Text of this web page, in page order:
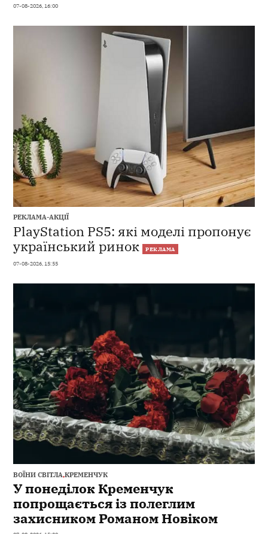
07-08-2026, 16:00
РЕКЛАМА-АКЦІЇ
PlayStation PS5: які моделі пропонує
український ринок РЕКЛАМА
07-08-2026, 15:55
ВОЇНИ СВІТЛА,КРЕМЕНЧУК
У понеділок Кременчук
попрощається із полеглим
захисником Романом Новіком